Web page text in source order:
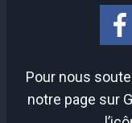
Pour nous
notre page sur